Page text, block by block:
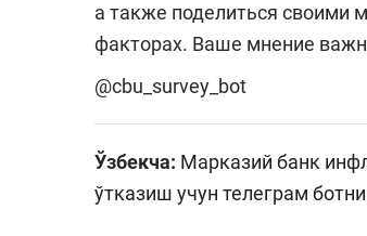
а также поделиться своими
факторах. Ваше мнение
@cbu_survey_bot
Ўзбекча: Марказий банк
ўтказиш учун телеграм